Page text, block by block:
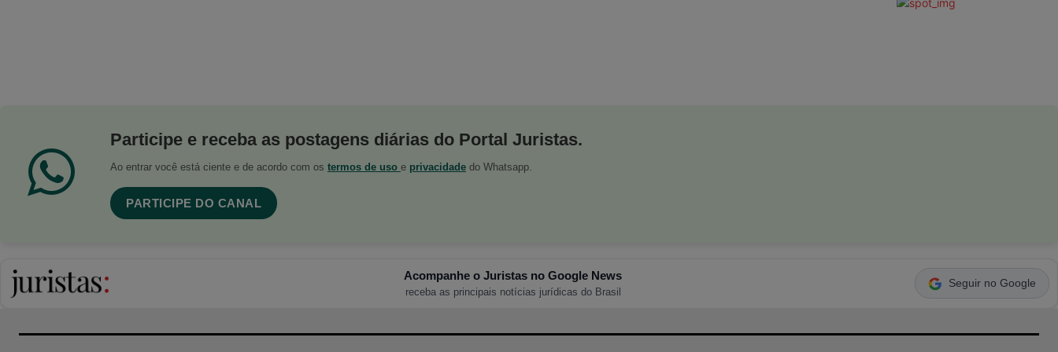
Participe e receba as postagens diárias do Portal Juristas.
Ao entrar você está ciente e de acordo com os termos de uso e privacidade do Whatsapp.
PARTICIPE DO CANAL
Acompanhe o Juristas no Google News
receba as principais notícias jurídicas do Brasil
Seguir no Google